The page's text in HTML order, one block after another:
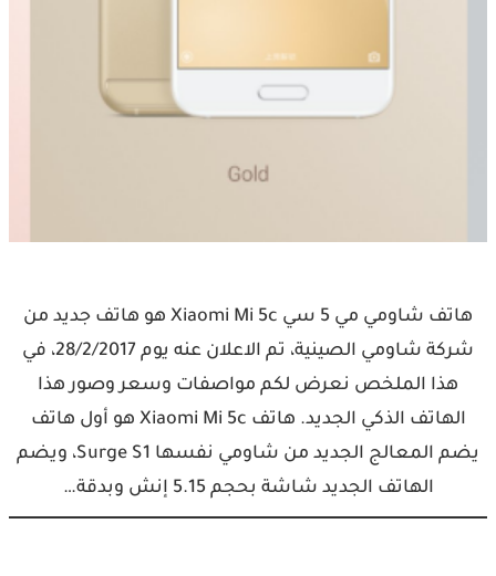
هاتف شاومي مي 5 سي Xiaomi Mi 5c هو هاتف جديد من
شركة شاومي الصينية، تم الاعلان عنه يوم 28/2/2017، في
هذا الملخص نعرض لكم مواصفات وسعر وصور هذا
الهاتف الذكي الجديد. هاتف Xiaomi Mi 5c هو أول هاتف
يضم المعالج الجديد من شاومي نفسها Surge S1، ويضم
الهاتف الجديد شاشة بحجم 5.15 إنش وبدقة…